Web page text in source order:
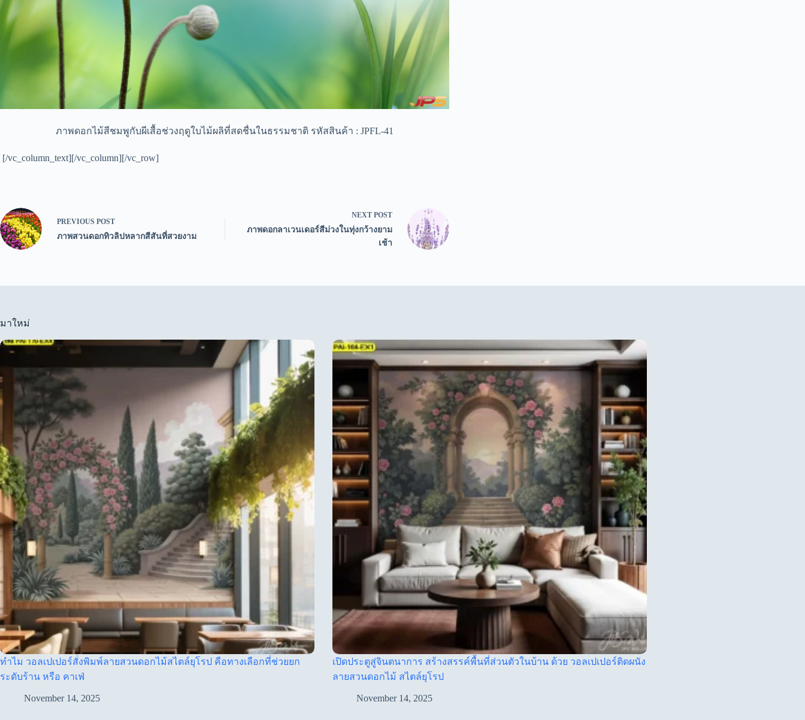
ภาพดอกไม้สีชมพูกับผีเสื้อช่วงฤดูใบไม้ผลิที่สดชื่นในธรรมชาติ รหัสสินค้า : JPFL-41
[/vc_column_text][/vc_column][/vc_row]
PREVIOUS POST
ภาพสวนดอกทิวลิปหลากสีสันที่สวยงาม
NEXT POST
ภาพดอกลาเวนเดอร์สีม่วงในทุ่งกว้างยาม
เช้า
มาใหม่
ทำไม วอลเปเปอร์สั่งพิมพ์ลายสวนดอกไม้สไตล์ยุโรป คือทางเลือกที่ช่วยยก
ระดับร้าน หรือ คาเฟ่
November 14, 2025
เปิดประตูสู่จินตนาการ สร้างสรรค์พื้นที่ส่วนตัวในบ้าน ด้วย วอลเปเปอร์ติดผนัง
ลายสวนดอกไม้ สไตล์ยุโรป
November 14, 2025